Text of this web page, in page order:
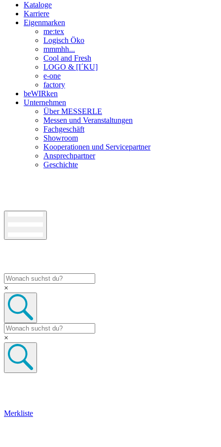
Kataloge
Karriere
Eigenmarken
me:tex
Logisch Öko
mmmhh...
Cool and Fresh
LOGO & [I´KU]
e-one
factory
beWIRken
Unternehmen
Über MESSERLE
Messen und Veranstaltungen
Fachgeschäft
Showroom
Kooperationen und Servicepartner
Ansprechpartner
Geschichte
×
×
Merkliste